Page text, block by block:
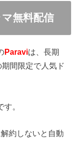
無料配信
Paraviは、長期
期間限定で人気ド
。
約しないと自動